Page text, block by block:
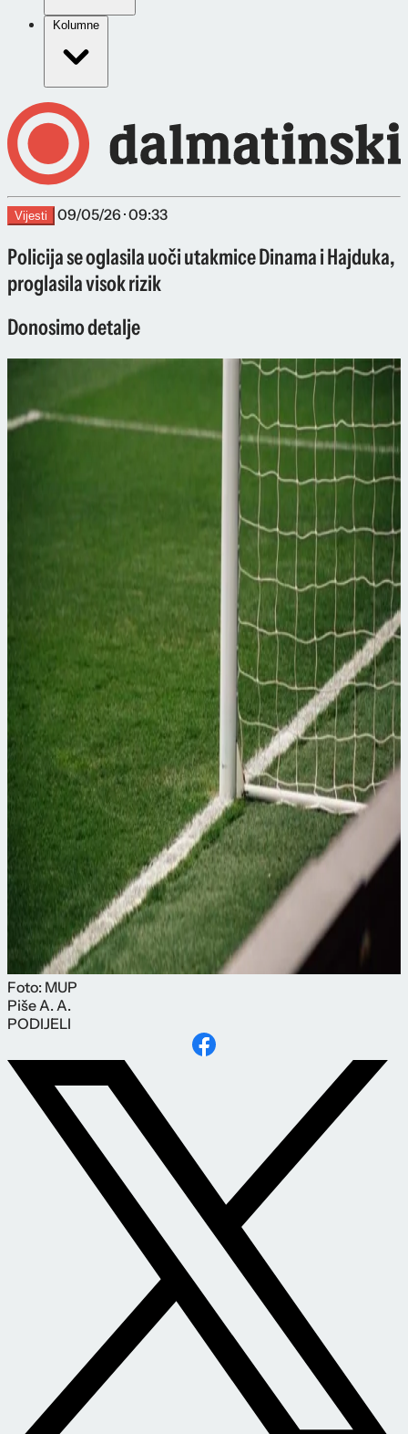
Kolumne
Vijesti 09/05/26 · 09:33
Policija se oglasila uoči utakmice Dinama i Hajduka,
proglasila visok rizik
Donosimo detalje
Foto: MUP
PišeA. A.
PODIJELI